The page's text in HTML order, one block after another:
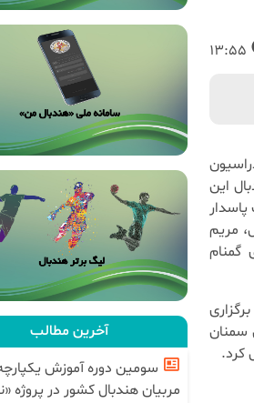
این
مریم
گمنام
استان سمنان
کرد.
آخرین مطالب
سومین دوره آموزش
مربیان هندبال کشور در پروژه